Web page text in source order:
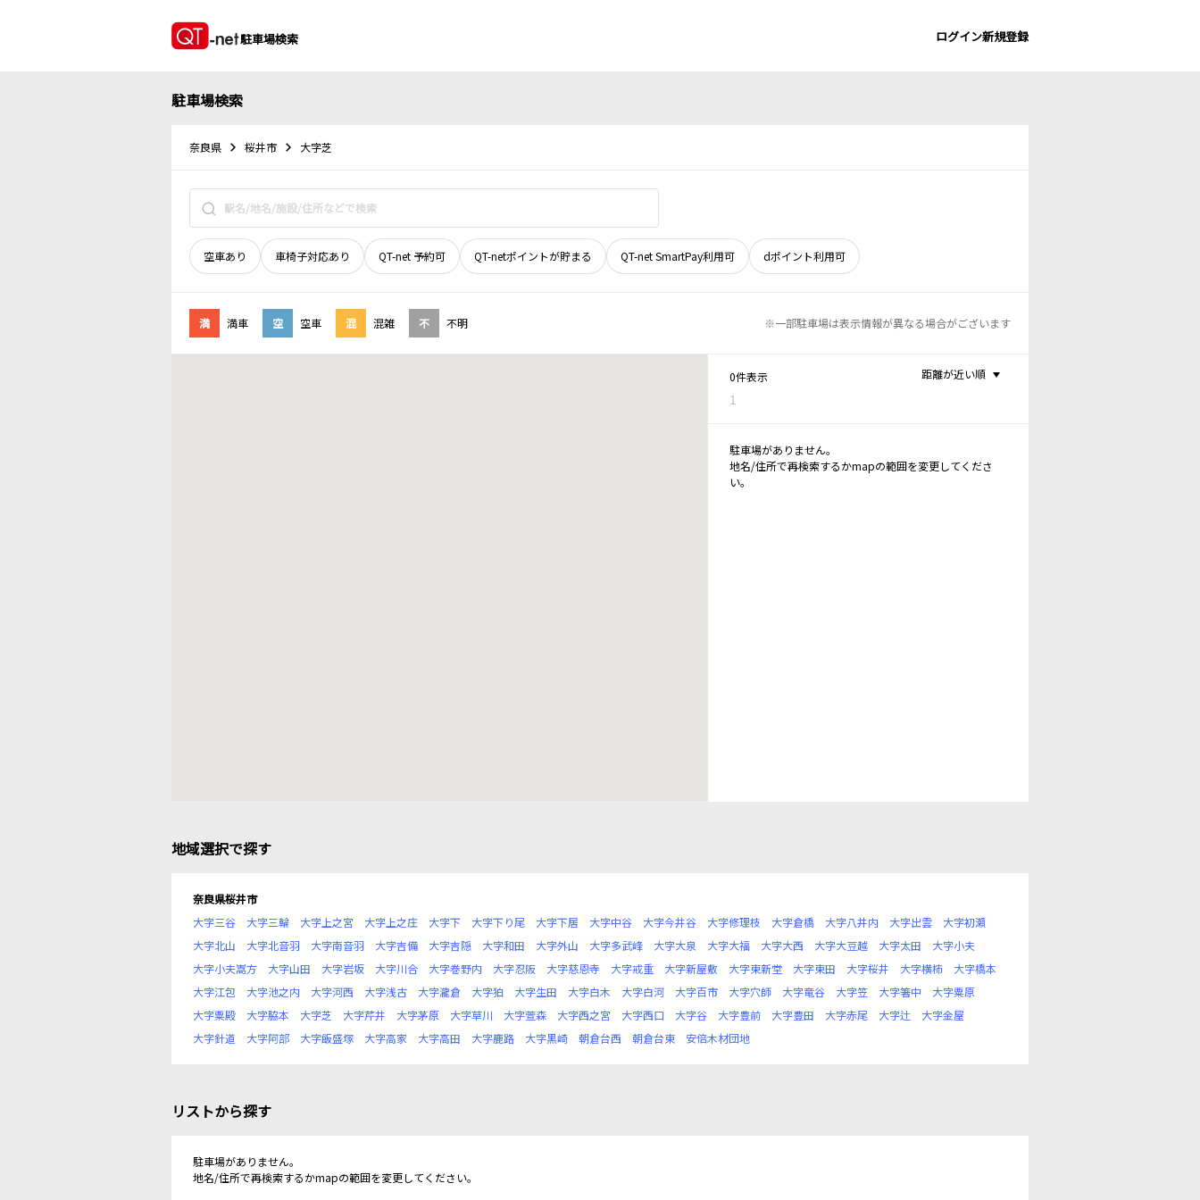
駐車場検索 ログイン新規登録
駐車場検索
奈良県 桜井市 大字芝
空車あり 車椅子対応あり QT-net 予約可 QT-netポイントが貯まる QT-net SmartPay利用可 dポイント利用可
満 満車 空 空車 混 混雑 不 不明 ※一部駐車場は表示情報が異なる場合がございます
0件表示
1
距離が近い順
駐車場がありません。
地名/住所で再検索するかmapの範囲を変更してくださ
い。
地域選択で探す
奈良県桜井市
大字三谷
大字三輪 大字上之宮 大字上之庄 大字下 大字下り尾 大字下居 大字中谷 大字今井谷 大字修理枝 大字倉橋 大字八井内 大字出雲
大字初瀬
大字北山
大字北音羽 大字南音羽 大字吉備 大字吉隠 大字和田 大字外山 大字多武峰 大字大泉 大字大福 大字大西 大字大豆越 大字太田
大字小夫
大字小夫嵩方
大字山田 大字岩坂 大字川合 大字巻野内 大字忍阪 大字慈恩寺 大字戒重 大字新屋敷 大字東新堂 大字東田 大字桜井 大字横柿
大字橋本
大字江包
大字池之内 大字河西 大字浅古 大字瀧倉 大字狛 大字生田 大字白木 大字白河 大字百市 大字穴師 大字竜谷 大字笠 大字箸中
大字粟原
大字粟殿
大字脇本 大字芝 大字芹井 大字茅原 大字草川 大字萱森 大字西之宮 大字西口 大字谷 大字豊前 大字豊田 大字赤尾 大字辻
大字金屋
大字針道
大字阿部 大字飯盛塚 大字高家 大字高田 大字鹿路 大字黒崎 朝倉台西 朝倉台東 安倍木材団地
リストから探す
駐車場がありません。
地名/住所で再検索するかmapの範囲を変更してください。